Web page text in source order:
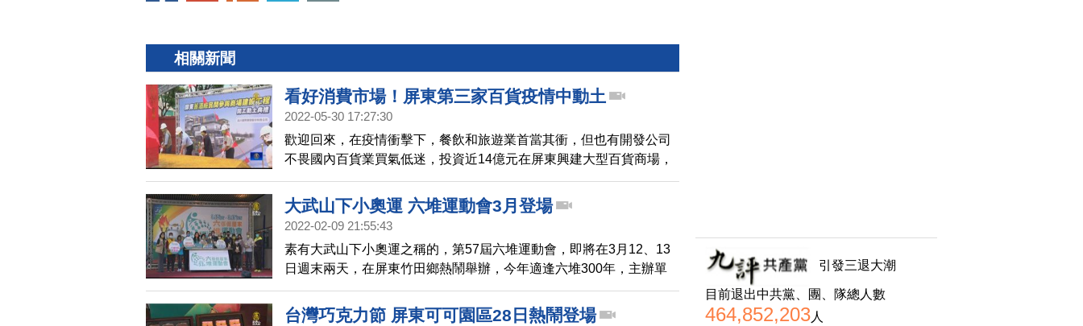
相關新聞
看好消費市場！屏東第三家百貨疫情中動土
2022-05-30 17:27:30
歡迎回來，在疫情衝擊下，餐飲和旅遊業首當其衝，但也有開發公司
不畏國內百貨業買氣低迷，投資近14億元在屏東興建大型百貨商場，
預計於2024年第三季開幕。
大武山下小奧運 六堆運動會3月登場
2022-02-09 21:55:43
素有大武山下小奧運之稱的，第57屆六堆運動會，即將在3月12、13
日週末兩天，在屏東竹田鄉熱鬧舉辦，今年適逢六堆300年，主辦單
位客委會及屏東縣竹田鄉公所，新增18項賽事，邀請民眾一起共襄盛
舉。勇士馬拉松和小朋友滑步車比賽，這個周末(2/13)將率先登場。
台灣巧克力節 屏東可可園區28日熱鬧登場
引發三退大潮
目前退出中共黨、團、隊總人數
464,852,203人